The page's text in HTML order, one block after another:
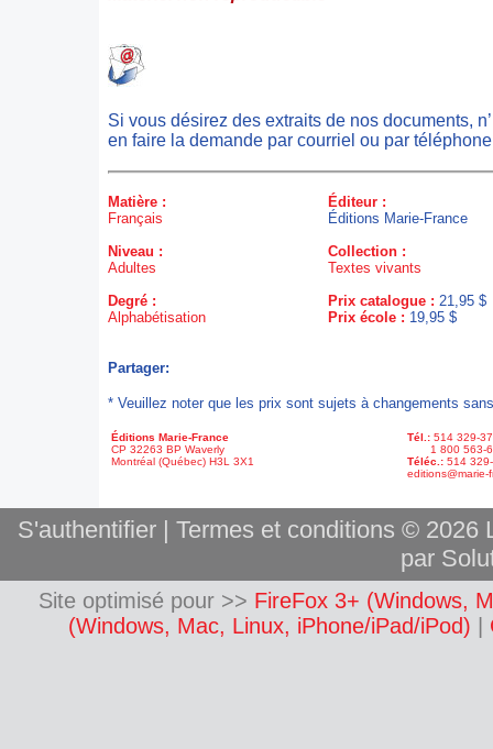
Si vous désirez des extraits de nos documents,
en faire la demande par courriel ou par
Matière :
Français
Niveau :
Adultes
Degré :
Alphabétisation
Éditeur :
Éditions Marie-France
Collection :
Textes vivants
Prix catalogue : 21,95 $
Prix école : 19,95 $
Partager:
* Veuillez noter que les prix sont sujets à changements
Éditions Marie-France
CP 32263 BP Waverly
Montréal (Québec) H3L 3X1
Tél.: 514 329-
1 800 563-
Téléc.: 514
editions@marie-
S'authentifier| Termes et conditions © 2026
par
Site optimisé pour >> FireFox 3+ (Windows,
(Windows, Mac, Linux, iPhone/iPad/iPod)